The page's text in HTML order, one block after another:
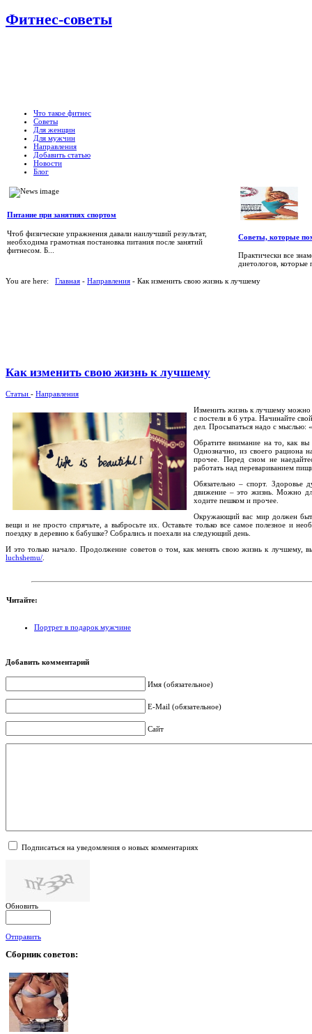
Фитнес-советы
Что такое фитнес
Советы
Для женщин
Для мужчин
Направления
Добавить статью
Новости
Блог
Питание при занятиях спортом
Чтоб физические упражнения давали наилучший результат,
необходима грамотная постановка питания после занятий
фитнесом. Б...
Советы, которые
Практически все
диетологов, которые
You are here: Главная - Направления - Как изменить свою жизнь к лучшему
Как изменить свою жизнь к лучшему
Статьи - Направления
Изменить жизнь к лучшему можно
с постели в 6 утра. Начинайте
дел. Просыпаться надо с мыслью:
Обратите внимание на то, как
Однозначно, из своего рациона
прочее. Перед сном не
работать над перевариванием
Обязательно – спорт. Здоровье
движение – это жизнь. Можно
ходите пешком и прочее.
Окружающий вас мир должен
вещи и не просто спрячьте, а выбросьте их. Оставьте только все самое полезное и
поездку в деревню к бабушке? Собрались и поехали на следующий день.
И это только начало. Продолжение советов о том, как менять свою жизнь к лучшему,
luchshemu/
Читайте:
Портрет в подарок мужчине
Добавить комментарий
Имя (обязательное)
E-Mail (обязательное)
Сайт
Подписаться на уведомления о новых комментариях
Обновить
Отправить
Сборниксоветов: